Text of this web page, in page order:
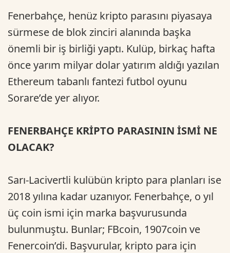
Fenerbahçe, henüz kripto parasını piyasaya
sürmese de blok zinciri alanında başka
önemli bir iş birliği yaptı. Kulüp, birkaç hafta
önce yarım milyar dolar yatırım aldığı yazılan
Ethereum tabanlı fantezi futbol oyunu
Sorare’de yer alıyor.
FENERBAHÇE KRİPTO PARASININ İSMİ NE
OLACAK?
Sarı-Lacivertli kulübün kripto para planları ise
2018 yılına kadar uzanıyor. Fenerbahçe, o yıl
üç coin ismi için marka başvurusunda
bulunmuştu. Bunlar; FBcoin, 1907coin ve
Fenercoin’di. Başvurular, kripto para için